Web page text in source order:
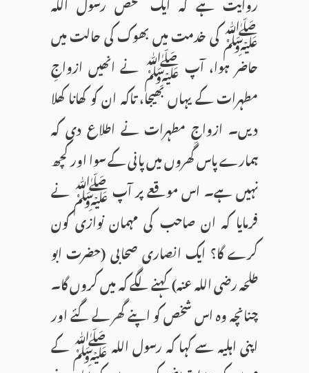
ﷺ کی خدمت میں بھوک کی حالت میں
حاضر ہوا، آپ ﷺ نے انھیں ازواجِ
مطہرات کے یہاں بھیجا، تاکہ ان کو کھانا کھلا
دیں۔ ازواجِ مطہرات نے اطلاع دی کہ
ہمارے پاس گھروں میں پانی کے سوا اور کچھ
نہیں ہے۔ اس موقعے پر آپ ﷺ نے
فرمایا کہ ان صاحب کی مہمان نوازی کون
کرے گا؟ ایک انصاری صحابی (حضرت ابو
طلحہ رضی اللہ عنہ) کہنے لگے کہ میں کروں گا۔
چنانچہ وہ اس شخص کو اپنے گھر لے گئے اور
اپنی اہلیہ سے کہا کہ رسول اللہ ﷺ کے